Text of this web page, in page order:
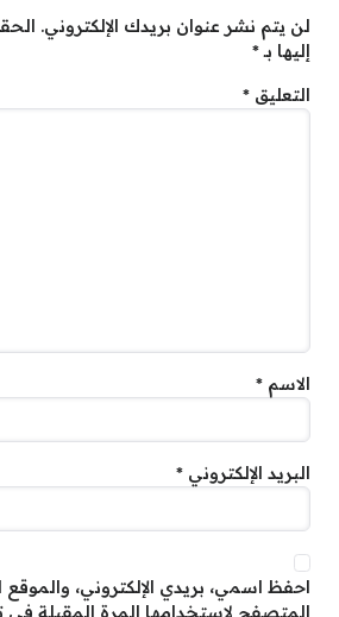
لن يتم نشر عنوان بريدك الإلكتروني.
إليها بـ*
التعليق *
الاسم *
البريد الإلكتروني *
احفظ اسمي، بريدي الإلكتروني، والموقع
المتصفح لاستخدامها المرة المقبلة في